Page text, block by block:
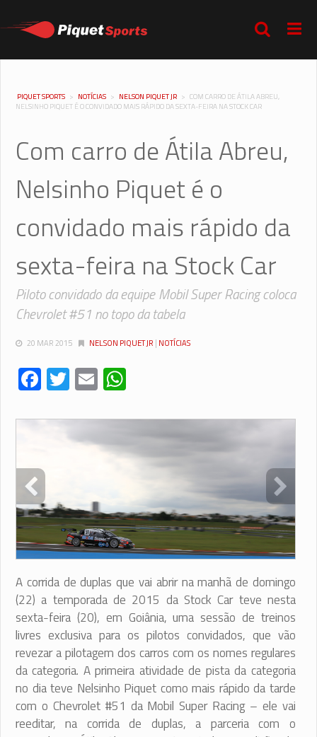
PIQUET SPORTS > NOTÍCIAS > NELSON PIQUET JR > COM CARRO DE ÁTILA ABREU,
NELSINHO PIQUET É O CONVIDADO MAIS RÁPIDO DA SEXTA-FEIRA NA STOCK CAR
Com carro de Átila Abreu,
Nelsinho Piquet é o
convidado mais rápido da
sexta-feira na Stock Car
Piloto convidado da equipe Mobil Super Racing coloca
Chevrolet #51 no topo da tabela
20 MAR 2015 NELSON PIQUET JR | NOTÍCIAS
Facebook
Twitter
Email
A corrida de duplas que vai abrir na manhã de domingo
(22) a temporada de 2015 da Stock Car teve nesta
sexta-feira (20), em Goiânia, uma sessão de treinos
livres exclusiva para os pilotos convidados, que vão
revezar a pilotagem dos carros com os nomes regulares
da categoria. A primeira atividade de pista da categoria
no dia teve Nelsinho Piquet como mais rápido da tarde
com o Chevrolet #51 da Mobil Super Racing – ele vai
reeditar, na corrida de duplas, a parceria com o